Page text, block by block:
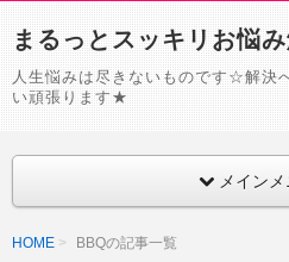
まるっとスッキリお悩
人生悩みは尽きないものです☆解決
い頑張ります★
メインメ
HOME BBQの記事一覧